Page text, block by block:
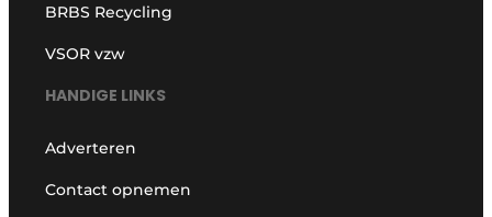
BRBS Recycling
VSOR vzw
HANDIGE LINKS
Adverteren
Contact opnemen